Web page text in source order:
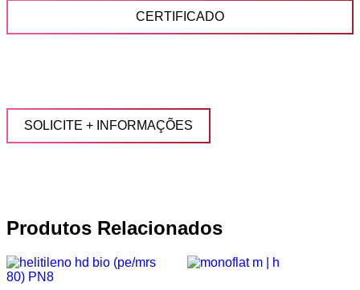
CERTIFICADO
SOLICITE + INFORMAÇÕES
Produtos Relacionados